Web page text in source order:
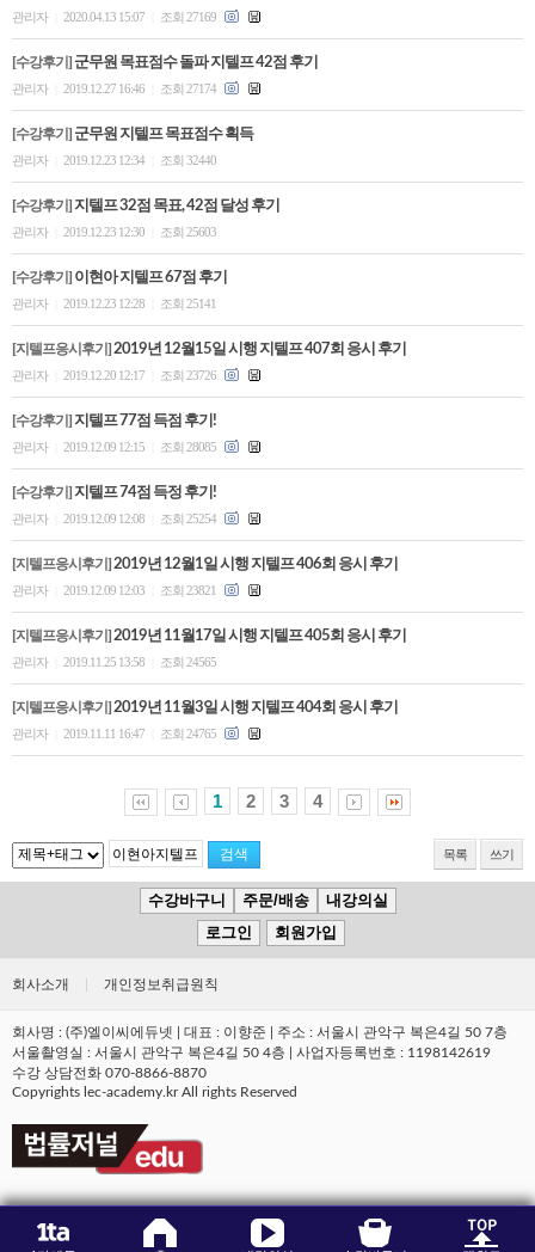
관리자 2020.04.13 15:07 조회 27169
[수강후기] 군무원 목표점수 돌파 지텔프 42점 후기
관리자 2019.12.27 16:46 조회 27174
[수강후기] 군무원 지텔프 목표점수 획득
관리자 2019.12.23 12:34 조회 32440
[수강후기] 지텔프 32점 목표, 42점 달성 후기
관리자 2019.12.23 12:30 조회 25603
[수강후기] 이현아 지텔프 67점 후기
관리자 2019.12.23 12:28 조회 25141
[지텔프응시후기] 2019년 12월15일 시행 지텔프 407회 응시 후기
관리자 2019.12.20 12:17 조회 23726
[수강후기] 지텔프 77점 득점 후기!
관리자 2019.12.09 12:15 조회 28085
[수강후기] 지텔프 74점 득정 후기!
관리자 2019.12.09 12:08 조회 25254
[지텔프응시후기] 2019년 12월1일 시행 지텔프 406회 응시 후기
관리자 2019.12.09 12:03 조회 23821
[지텔프응시후기] 2019년 11월17일 시행 지텔프 405회 응시 후기
관리자 2019.11.25 13:58 조회 24565
[지텔프응시후기] 2019년 11월3일 시행 지텔프 404회 응시 후기
관리자 2019.11.11 16:47 조회 24765
1 2 3 4
목록 쓰기
수강바구니 주문/배송
내강의실
로그인
회원가입
회사소개 개인정보취급원칙
회사명 : (주)엘이씨에듀넷 | 대표 : 이향준 | 주소 : 서울시 관악구 복은4길 50 7층
서울촬영실 : 서울시 관악구 복은4길 50 4층 | 사업자등록번호 : 1198142619
수강 상담전화 070-8866-8870
Copyrights lec-academy.kr All rights Reserved